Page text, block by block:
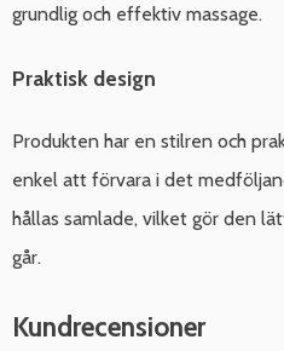
grundlig och effektiv massage.
Praktisk design
Produkten har en stilren och
enkel att förvara i det
hållas samlade, vilket gör den
går.
Kundrecensioner